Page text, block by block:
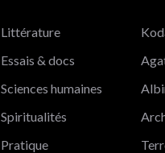
Littérature
Essais & docs
Sciences humaines
Spiritualités
Pratique